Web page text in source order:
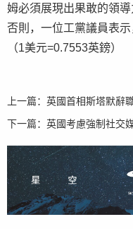
姆必須展現出果敢的領導
否則，一位工黨議員表示
（1美元=0.7553英鎊）
上一篇： 英國首相斯塔默辭
下一篇： 英國考慮強制社交